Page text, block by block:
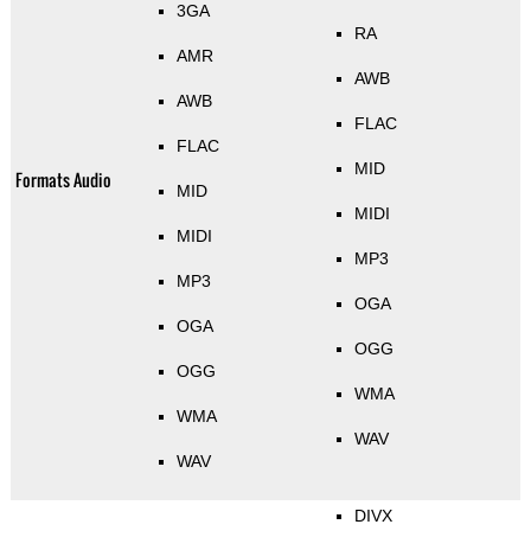
Formats Audio
3GA
AMR
AWB
FLAC
MID
MIDI
MP3
OGA
OGG
WMA
WAV
RA
AWB
FLAC
MID
MIDI
MP3
OGA
OGG
WMA
WAV
DIVX